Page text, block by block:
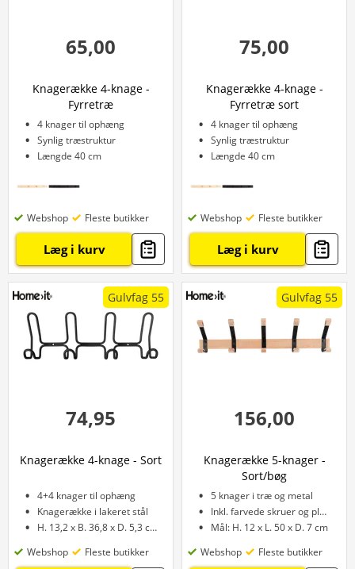
65,00
Knagerække 4-knage -
Fyrretræ
4 knager til ophæng
Synlig træstruktur
Længde 40 cm
Webshop Fleste butikker
Læg i kurv
75,00
Knagerække 4-knage -
Fyrretræ sort
4 knager til ophæng
Synlig træstruktur
Længde 40 cm
Webshop Fleste butikker
Læg i kurv
Gulvfag 55
74,95
Knagerække 4-knage - Sort
4+4 knager til ophæng
Knagerække i lakeret stål
H. 13,2 x B. 36,8 x D. 5,3 cm
Webshop
Fleste butikker
Gulvfag 55
156,00
Knagerække 5-knager -
Sort/bøg
5 knager i træ og metal
Inkl. farvede skruer og plugs
Mål: H. 12 x L. 50 x D. 7 cm
Webshop
Fleste butikker